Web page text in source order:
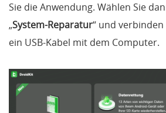
Sie die Anwendung. Wählen Sie
„System-Reparatur“ und
ein USB-Kabel mit dem Computer.